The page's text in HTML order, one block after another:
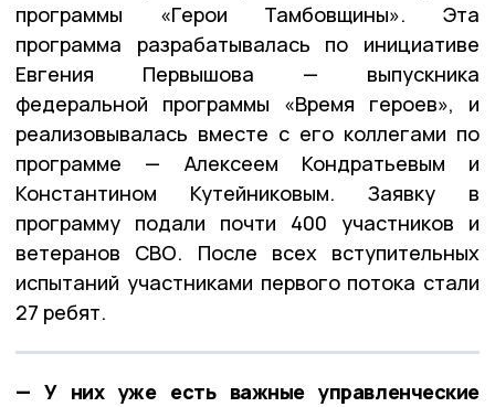
программы «Герои Тамбовщины». Эта
программа разрабатывалась по инициативе
Евгения Первышова — выпускника
федеральной программы «Время героев», и
реализовывалась вместе с его коллегами по
программе — Алексеем Кондратьевым и
Константином Кутейниковым. Заявку в
программу подали почти 400 участников и
ветеранов СВО. После всех вступительных
испытаний участниками первого потока стали
27 ребят.
— У них уже есть важные управленческие